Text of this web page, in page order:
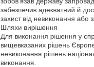
забезпечив адекватний й
захист від невиконання або
Шляхи вирішення
Для виконання рішення у
вищевказаних рішень
невиконання рішень
виконання.